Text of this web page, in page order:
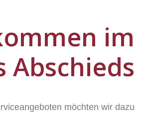
im
Abschieds
möchten wir dazu